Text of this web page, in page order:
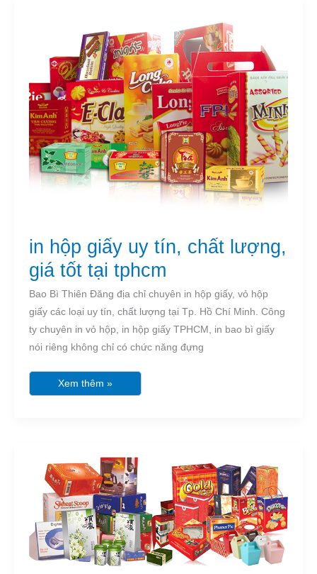
in hộp giấy uy tín, chất lượng,
giá tốt tại tphcm
Bao Bì Thiên Đăng địa chỉ chuyên in hộp giấy, vỏ hộp
giấy các loại uy tín, chất lượng tại Tp. Hồ Chí Minh. Công
ty chuyên in vỏ hộp, in hộp giấy TPHCM, in bao bì giấy
nói riêng không chỉ có chức năng đựng
chất
lượng,
giá
tốt
tại
tphcm
Xem thêm »
Sản
xuất
hộp
giấy
giá
rẻ
tại
TpHCM